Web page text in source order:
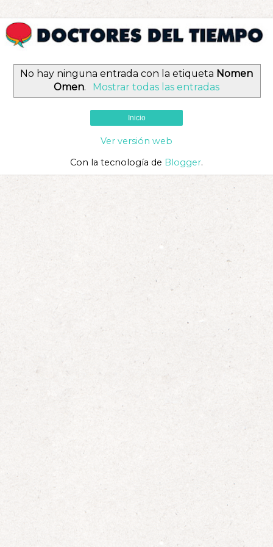
No hay ninguna entrada con la etiqueta Nomen
Omen. Mostrar todas las entradas
Inicio
Ver versión web
Con la tecnología de Blogger.